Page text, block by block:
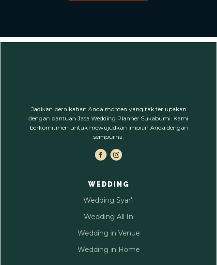
Jadikan pernikahan Anda momen yang tak terlupakan
dengan bantuan Jasa Wedding Planner Sukabumi. Kami
berkomitmen untuk mewujudkan impian Anda dengan
sempurna.
WEDDING
Wedding Syar'i
Wedding All In
Wedding in Venue
Wedding in Home